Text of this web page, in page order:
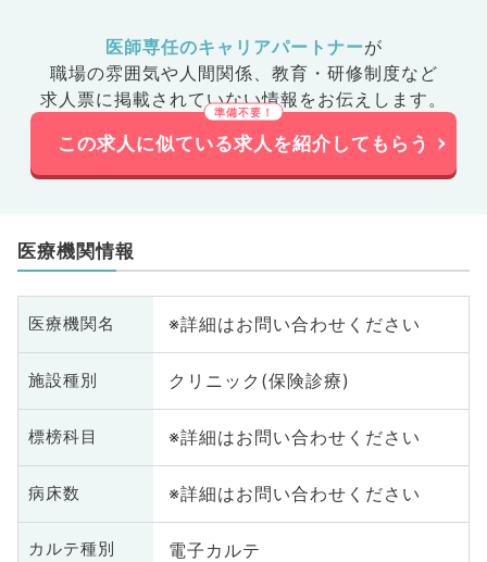
医師専任のキャリアパートナーが
職場の雰囲気や人間関係、 教育・研修制度など
求人票に掲載されていない情報をお伝えします。
この求人に似ている求人を紹介してもらう
医療機関情報
医療機関名 ※詳細はお問い合わせください
施設種別 クリニック(保険診療)
標榜科目 ※詳細はお問い合わせください
病床数 ※詳細はお問い合わせください
カルテ種別 電子カルテ